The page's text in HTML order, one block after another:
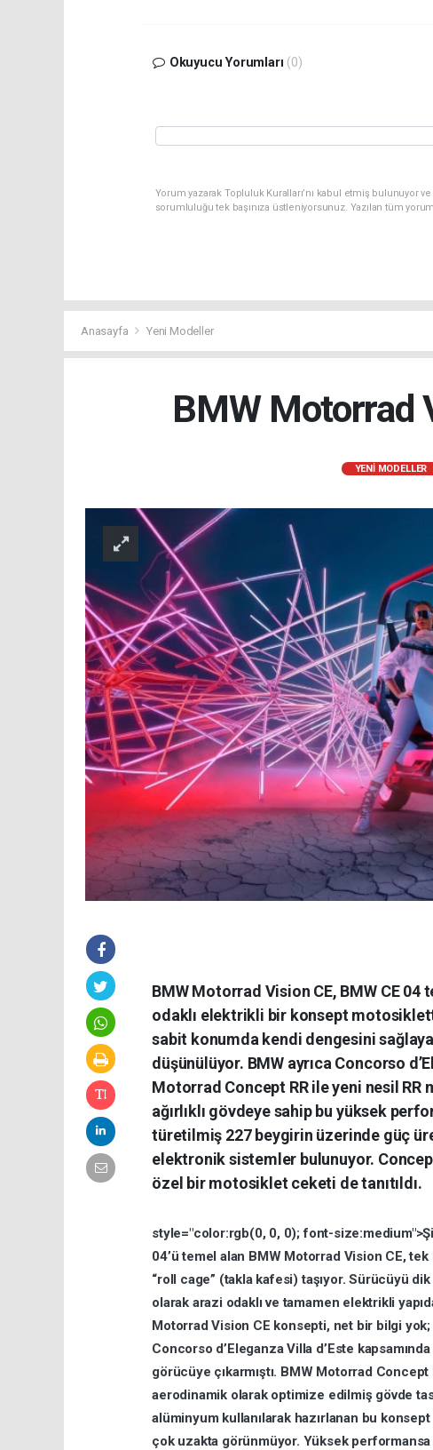
Okuyucu Yorumları (0)
Yorum yazarak Topluluk Kuralları’nı kabul etmiş bulunuyor
sorumluluğu tek başınıza üstleniyorsunuz. Yazılan tüm
Anasayfa Yeni Modeller
BMW Motorrad
YENI MODELLER
BMW Motorrad Vision CE, BMW CE
odaklı elektrikli bir konsept
sabit konumda kendi dengesini
düşünülüyor. BMW ayrıca Concorso
Motorrad Concept RR ile yeni nesil
ağırlıklı gövdeye sahip bu yüksek
türetilmiş 227 beygirin üzerinde güç
elektronik sistemler bulunuyor.
özel bir motosiklet ceketi de tanıtıldı.
style="color:rgb(0, 0, 0);font-
04’ütemel alan BMW Motorrad Vision CE,tek
“roll cage” (takla kafesi)taşıyor.Sürücüyü dik
olarak arazi odaklıvetamamen elektrikli
MotorradVision CE konsepti, net bir bilgi yok;
Concorso d’EleganzaVilla d’Este kapsamında
görücüye çıkarmıştı. BMW Motorrad Concept
aerodinamik olarak optimize edilmiş gövde
alüminyum kullanılarak hazırlanan bu konsept
çok uzakta görünmüyor. Yüksek performansa